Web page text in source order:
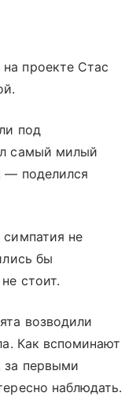
проекте Стас
под
самый милый
— поделился
не
бы
стоит.
возводили
Как вспоминают
за первыми
наблюдать.